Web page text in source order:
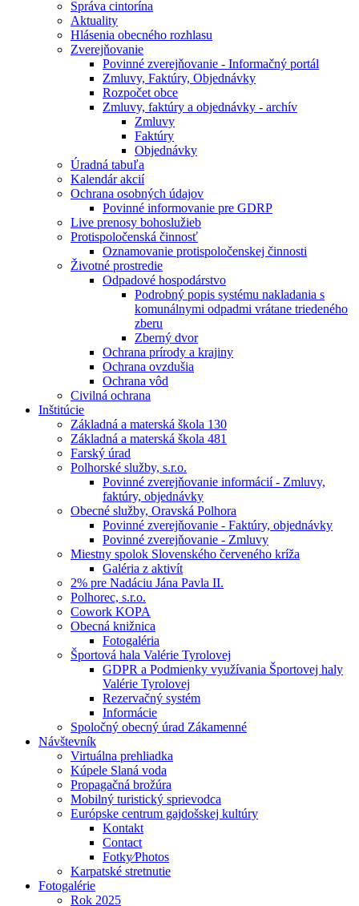
Správa cintorína
Aktuality
Hlásenia obecného rozhlasu
Zverejňovanie
Povinné zverejňovanie - Informačný portál
Zmluvy, Faktúry, Objednávky
Rozpočet obce
Zmluvy, faktúry a objednávky - archív
Zmluvy
Faktúry
Objednávky
Úradná tabuľa
Kalendár akcií
Ochrana osobných údajov
Povinné informovanie pre GDRP
Live prenosy bohoslužieb
Protispoločenská činnosť
Oznamovanie protispoločenskej činnosti
Životné prostredie
Odpadové hospodárstvo
Podrobný popis systému nakladania s
komunálnymi odpadmi vrátane triedeného
zberu
Zberný dvor
Ochrana prírody a krajiny
Ochrana ovzdušia
Ochrana vôd
Civilná ochrana
Inštitúcie
Základná a materská škola 130
Základná a materská škola 481
Farský úrad
Polhorské služby, s.r.o.
Povinné zverejňovanie informácií - Zmluvy,
faktúry, objednávky
Obecné služby, Oravská Polhora
Povinné zverejňovanie - Faktúry, objednávky
Povinné zverejňovanie - Zmluvy
Miestny spolok Slovenského červeného kríža
Galéria z aktivít
2% pre Nadáciu Jána Pavla II.
Polhorec, s.r.o.
Cowork KOPA
Obecná knižnica
Fotogaléria
Športová hala Valérie Tyrolovej
GDPR a Podmienky využívania Športovej haly
Valérie Tyrolovej
Rezervačný systém
Informácie
Spoločný obecný úrad Zákamenné
Návštevník
Virtuálna prehliadka
Kúpele Slaná voda
Propagačná brožúra
Mobilný turistický sprievodca
Európske centrum gajdošskej kultúry
Kontakt
Contact
Fotky⁄Photos
Karpatské stretnutie
Fotogalérie
Rok 2025